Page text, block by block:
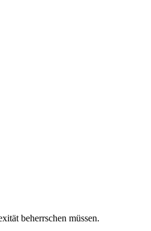
beherrschen müssen.